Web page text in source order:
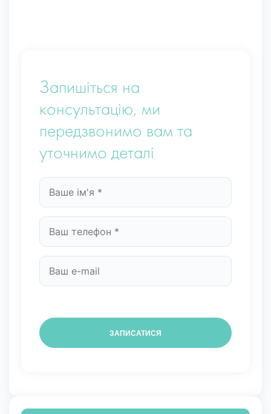
Запишіться на
консультацію, ми
передзвонимо вам та
уточнимо деталі